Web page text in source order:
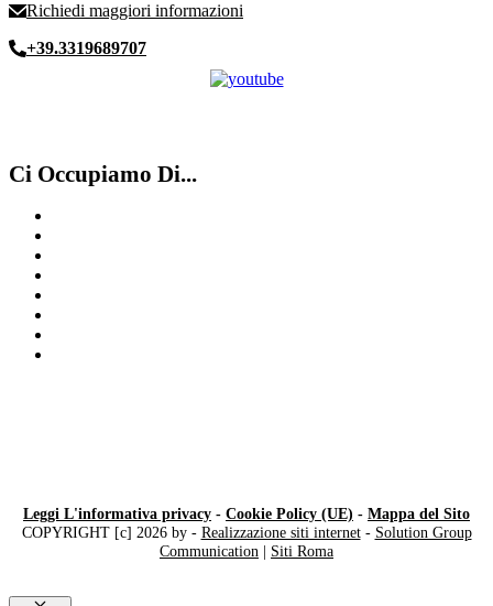
Richiedi maggiori informazioni
+39.3319689707
Ci Occupiamo Di...
Leggi L'informativa privacy - Cookie Policy (UE) - Mappa del Sito
COPYRIGHT [c] 2026 by - Realizzazione siti internet- Solution Group
Communication | Siti Roma